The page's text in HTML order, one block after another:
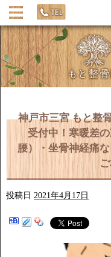
神戸市三宮 もと整
受付中！寒暖差
腰）・坐骨神経痛
投稿日 2021年4月17日